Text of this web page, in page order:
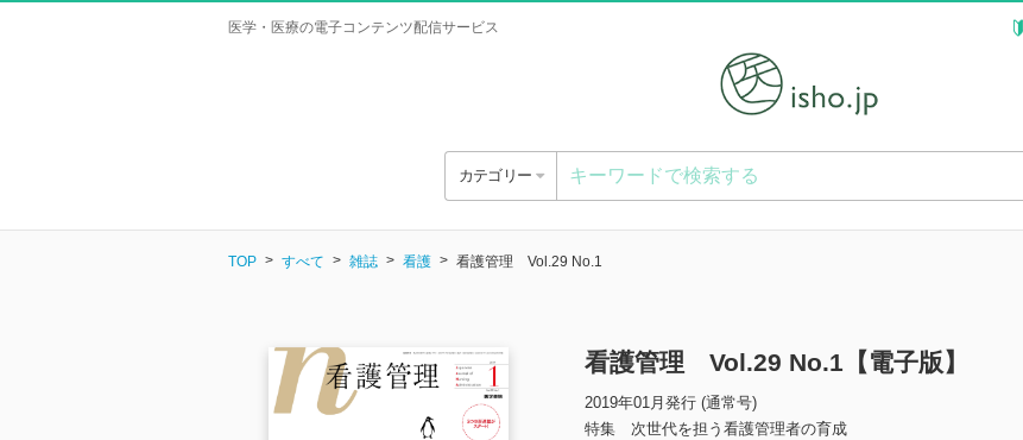
医学・医療の電子コンテンツ配信サービス
カテゴリー
TOP すべて 雑誌 看護 看護管理 Vol.29 No.1
看護管理 Vol.29 No.1【電子版】
2019年01月発行 (通常号)
特集 次世代を担う看護管理者の育成